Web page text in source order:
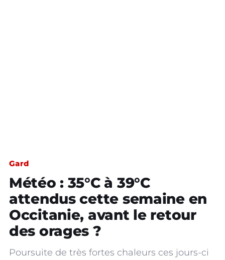
Gard
Météo : 35°C à 39°C
attendus cette semaine en
Occitanie, avant le retour
des orages ?
Poursuite de très fortes chaleurs ces jours-ci